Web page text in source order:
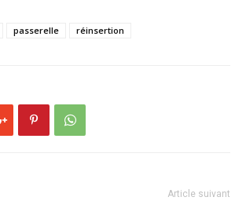
passerelle réinsertion
Article suivant